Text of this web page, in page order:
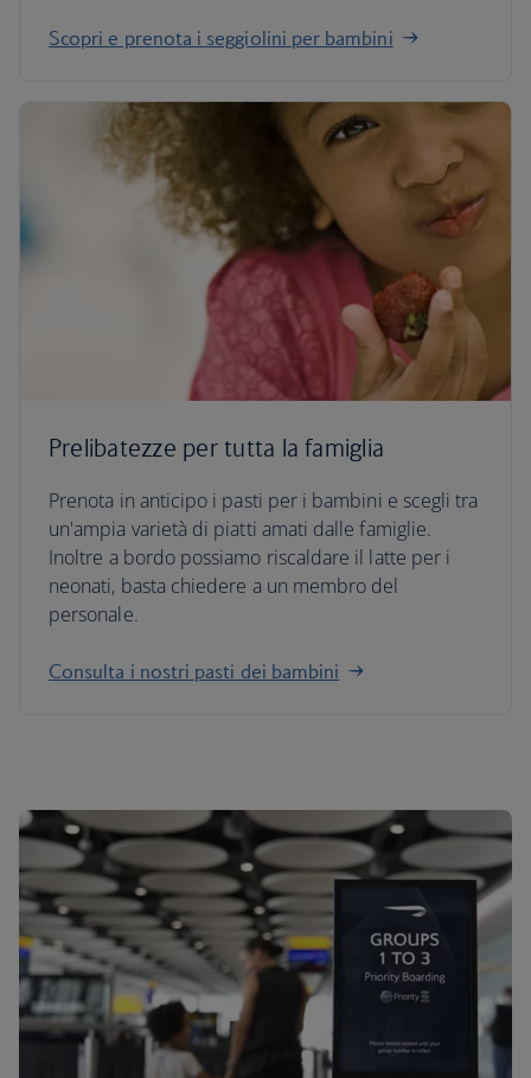
Scopri e prenota i seggiolini per bambini
Prelibatezze per tutta la famiglia
Prenota in anticipo i pasti per i bambini e scegli tra
un'ampia varietà di piatti amati dalle famiglie.
Inoltre a bordo possiamo riscaldare il latte per i
neonati, basta chiedere a un membro del
personale.
Consulta i nostri pasti dei bambini